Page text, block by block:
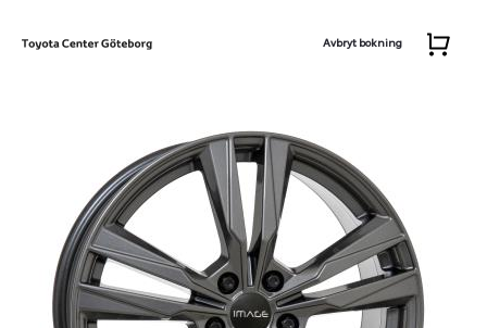
Avbryt bokning